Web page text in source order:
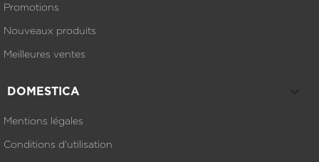
Promotions
Nouveaux produits
Meilleures ventes
DOMESTICA
Mentions légales
Conditions d'utilisation